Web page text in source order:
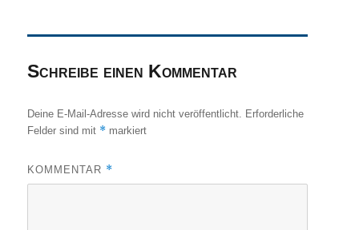
Schreibe einen Kommentar
Deine E-Mail-Adresse wird nicht veröffentlicht. Erforderliche
Felder sind mit * markiert
KOMMENTAR *